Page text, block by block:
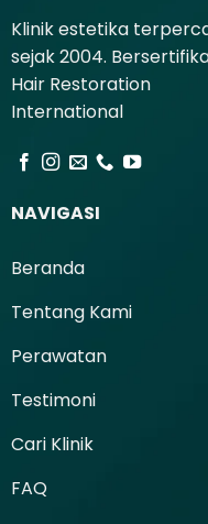
Klinik estetika
sejak 2004.
Hair Restoration
International
NAVIGASI
Beranda
Tentang Kami
Perawatan
Testimoni
Cari Klinik
FAQ